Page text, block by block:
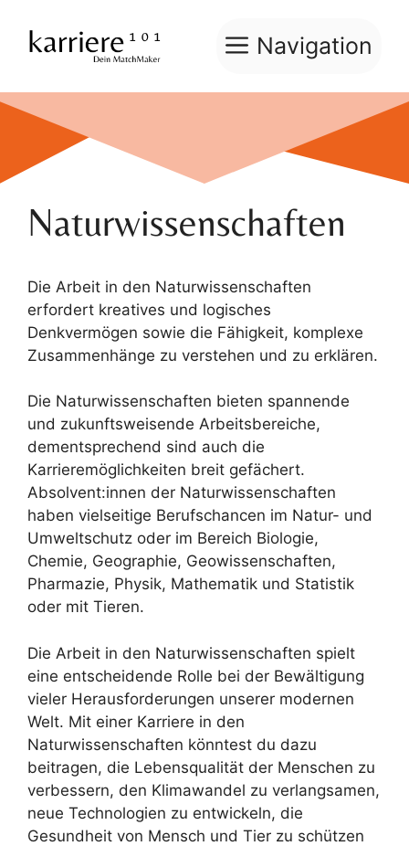
Inhalt
springen
Navigation
Naturwissenschaften
Die Arbeit in den Naturwissenschaften
erfordert kreatives und logisches
Denkvermögen sowie die Fähigkeit, komplexe
Zusammenhänge zu verstehen und zu erklären.
Die Naturwissenschaften bieten spannende
und zukunftsweisende Arbeitsbereiche,
dementsprechend sind auch die
Karrieremöglichkeiten breit gefächert.
Absolvent:innen der Naturwissenschaften
haben vielseitige Berufschancen im Natur- und
Umweltschutz oder im Bereich Biologie,
Chemie, Geographie, Geowissenschaften,
Pharmazie, Physik, Mathematik und Statistik
oder mit Tieren.
Die Arbeit in den Naturwissenschaften spielt
eine entscheidende Rolle bei der Bewältigung
vieler Herausforderungen unserer modernen
Welt. Mit einer Karriere in den
Naturwissenschaften könntest du dazu
beitragen, die Lebensqualität der Menschen zu
verbessern, den Klimawandel zu verlangsamen,
neue Technologien zu entwickeln, die
Gesundheit von Mensch und Tier zu schützen